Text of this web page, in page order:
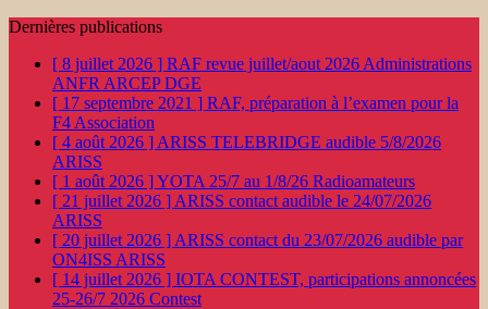
Dernières publications
[ 8 juillet 2026 ] RAF revue juillet/aout 2026 Administrations
ANFR ARCEP DGE
[ 17 septembre 2021 ] RAF, préparation à l’examen pour la
F4 Association
[ 4 août 2026 ] ARISS TELEBRIDGE audible 5/8/2026
ARISS
[ 1 août 2026 ]YOTA 25/7 au 1/8/26 Radioamateurs
[ 21 juillet 2026 ] ARISS contact audible le 24/07/2026
ARISS
[ 20 juillet 2026 ] ARISS contact du 23/07/2026 audible par
ON4ISS ARISS
[ 14 juillet 2026 ] IOTA CONTEST, participations annoncées
25-26/7 2026 Contest